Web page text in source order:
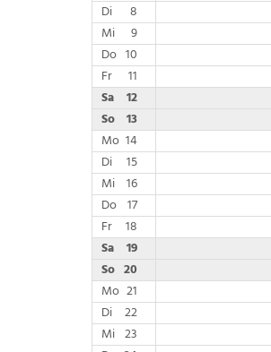
Di
8
Mi
9
Do 10
Fr
11
Sa
12
So 13
Mo 14
Di
15
Mi 16
Do 17
Fr
18
Sa
19
So 20
Mo 21
Di
22
Mi 23